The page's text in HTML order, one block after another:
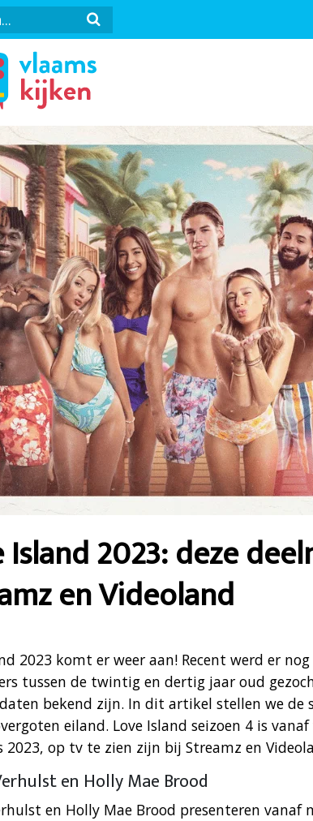
Island 2023: deze
en Videoland
2023 komt er weer aan! Recent werd er
tussen de twintig en dertig jaar oud
bekend zijn. In dit artikel stellen we de
eiland. Love Island seizoen 4 is
2023, op tv te zien zijn bij Streamz en
en Holly Mae Brood
en Holly Mae Brood presenteren vanaf